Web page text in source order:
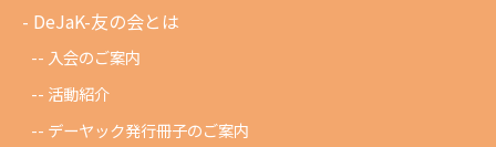
DeJaK-友の会とは
入会のご案内
活動紹介
デーヤック発行冊子のご案内